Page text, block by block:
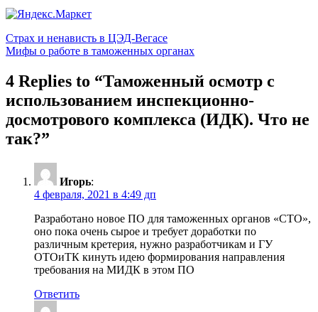
Навигация
по
записям
Страх и ненависть в ЦЭД-Вегасе
Мифы о работе в таможенных органах
4 Replies to “Таможенный осмотр с
использованием инспекционно-
досмотрового комплекса (ИДК). Что не
так?”
Игорь:
4 февраля, 2021 в 4:49 дп
Разработано новое ПО для таможенных органов «СТО»,
оно пока очень сырое и требует доработки по
различным кретерия, нужно разработчикам и ГУ
ОТОиТК кинуть идею формирования направления
требования на МИДК в этом ПО
Ответить